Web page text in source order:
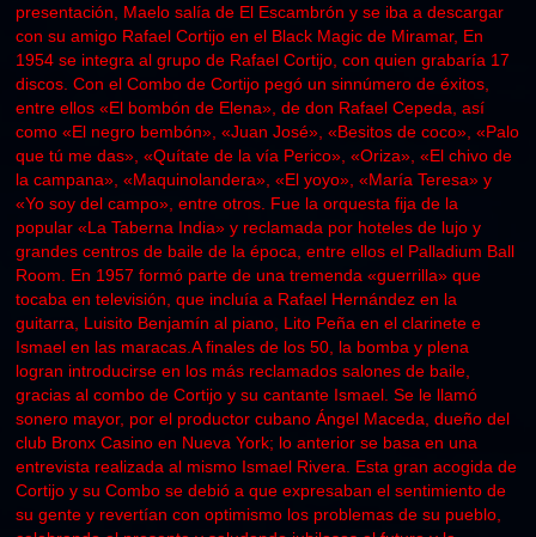
presentación, Maelo salía de El Escambrón y se iba a descargar
con su amigo Rafael Cortijo en el Black Magic de Miramar, En
1954 se integra al grupo de Rafael Cortijo, con quien grabaría 17
discos. Con el Combo de Cortijo pegó un sinnúmero de éxitos,
entre ellos «El bombón de Elena», de don Rafael Cepeda, así
como «El negro bembón», «Juan José», «Besitos de coco», «Palo
que tú me das», «Quítate de la vía Perico», «Oriza», «El chivo de
la campana», «Maquinolandera», «El yoyo», «María Teresa» y
«Yo soy del campo», entre otros. Fue la orquesta fija de la
popular «La Taberna India» y reclamada por hoteles de lujo y
grandes centros de baile de la época, entre ellos el Palladium Ball
Room. En 1957 formó parte de una tremenda «guerrilla» que
tocaba en televisión, que incluía a Rafael Hernández en la
guitarra, Luisito Benjamín al piano, Lito Peña en el clarinete e
Ismael en las maracas.A finales de los 50, la bomba y plena
logran introducirse en los más reclamados salones de baile,
gracias al combo de Cortijo y su cantante Ismael. Se le llamó
sonero mayor, por el productor cubano Ángel Maceda, dueño del
club Bronx Casino en Nueva York; lo anterior se basa en una
entrevista realizada al mismo Ismael Rivera. Esta gran acogida de
Cortijo y su Combo se debió a que expresaban el sentimiento de
su gente y revertían con optimismo los problemas de su pueblo,